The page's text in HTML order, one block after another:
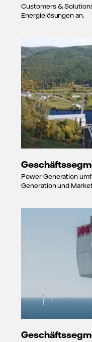
Customers &
Energielösungen an.
Power Generation
Generation und